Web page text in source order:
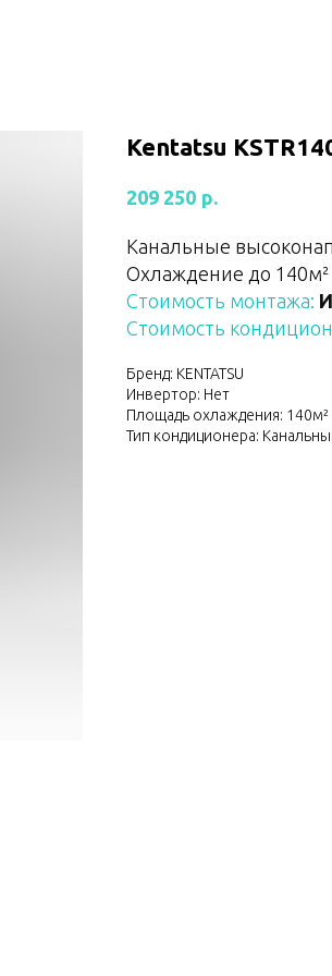
Kentatsu
209 250 р.
Канальные
Охлаждение до 140м²
Стоимость монтажа:
Стоимость
Бренд: KENTATSU
Инвертор: Нет
Площадь охлаждения: 140м²
Тип кондиционера: